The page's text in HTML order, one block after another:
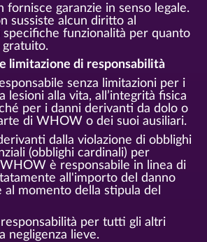
garanzie in senso legale.
sussiste alcun diritto al
funzionalità per quanto
gratuito.
limitazione di responsabilità
senza limitazioni per i
lesioni alla vita, all’integrità fisica
per i danni derivanti da dolo o
di WHOW o dei suoi ausiliari.
dalla violazione di obblighi
(obblighi cardinali) per
è responsabile in linea di
all'importo del danno
momento della stipula del
per tutti gli altri
negligenza lieve.